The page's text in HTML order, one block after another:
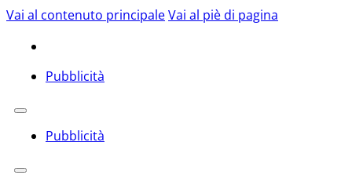
Vai al contenuto principaleVai al piè di pagina
Pubblicità
Pubblicità